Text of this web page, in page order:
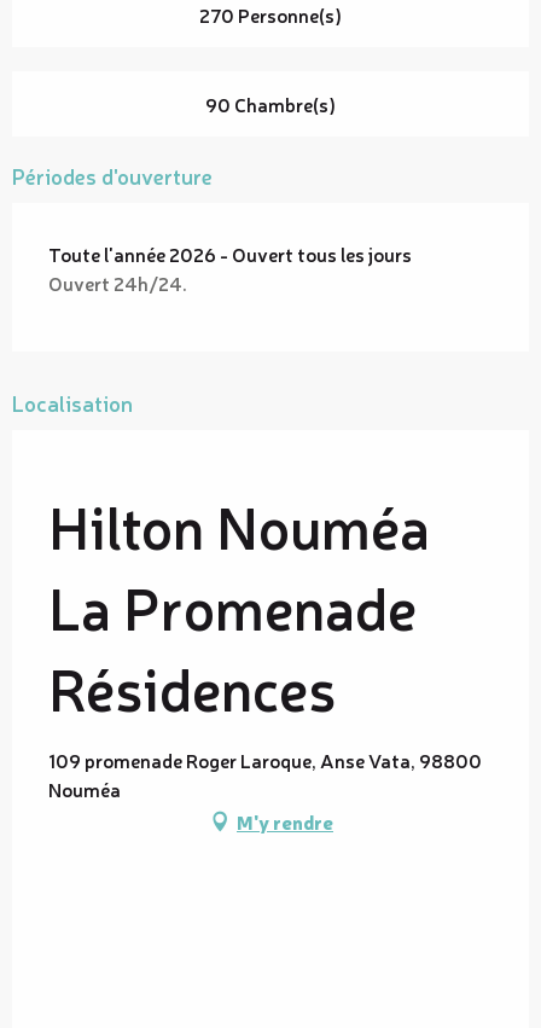
270 Personne(s)
90 Chambre(s)
Périodes d'ouverture
Toute l'année 2026 - Ouvert tous les jours
Ouvert 24h/24.
Localisation
Hilton Nouméa
La Promenade
Résidences
109 promenade Roger Laroque, Anse Vata, 98800
Nouméa
M'y rendre